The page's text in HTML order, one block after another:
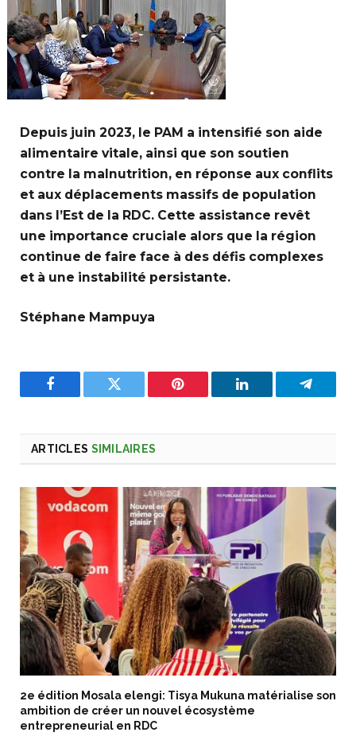
Depuis juin 2023, le PAM a intensifié son aide
alimentaire vitale, ainsi que son soutien
contre la malnutrition, en réponse aux conflits
et aux déplacements massifs de population
dans l’Est de la RDC. Cette assistance revêt
une importance cruciale alors que la région
continue de faire face à des défis complexes
et à une instabilité persistante.
Stéphane Mampuya
Facebook Twitter Pinterest LinkedIn
ARTICLES SIMILAIRES
2e édition Mosala elengi: Tisya Mukuna matérialise son
ambition de créer un nouvel écosystème
entrepreneurial en RDC